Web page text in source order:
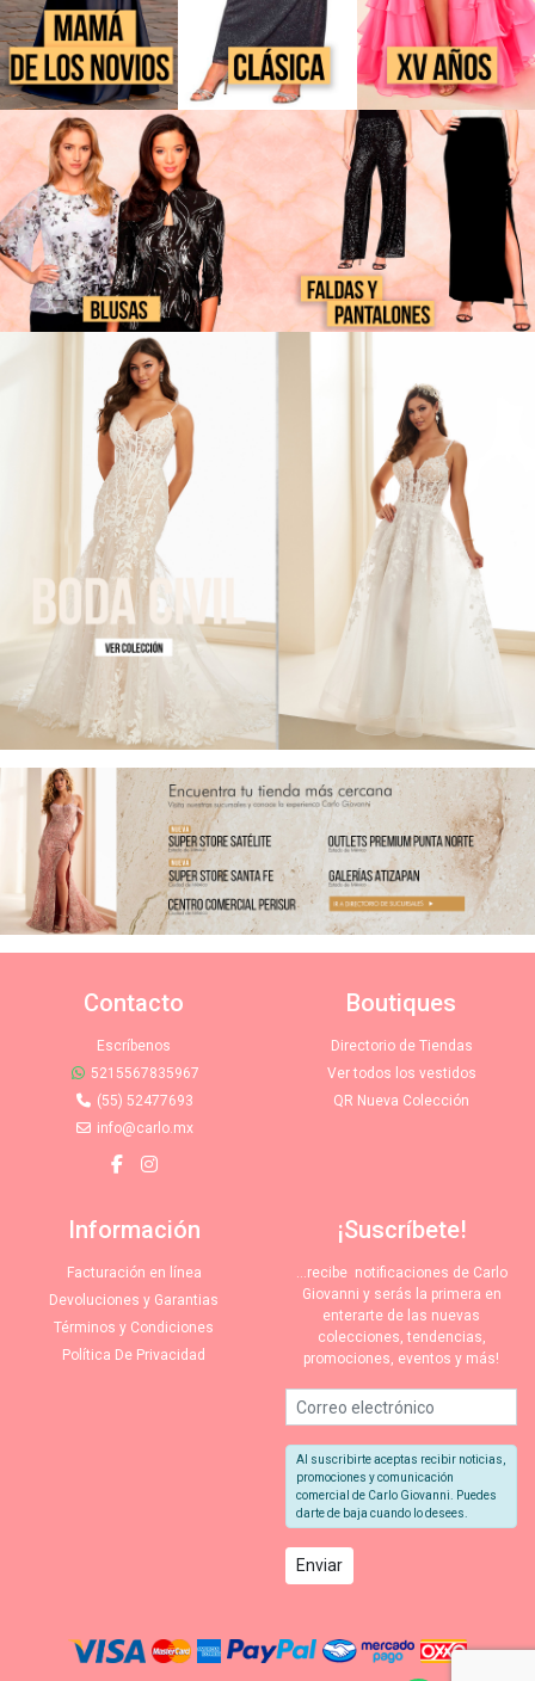
Contacto
Escríbenos
5215567835967
(55) 52477693
info@carlo.mx
Boutiques
Directorio de Tiendas
Ver todos los vestidos
QR Nueva Colección
Información
Facturación en línea
Devoluciones y Garantias
Términos y Condiciones
Política De Privacidad
¡Suscríbete!
…recibe notificaciones de Carlo
Giovanni y serás la primera en
enterarte de las nuevas
colecciones, tendencias,
promociones, eventos y más!
Al suscribirte aceptas recibir noticias,
promociones y comunicación
comercial de Carlo Giovanni. Puedes
darte de baja cuando lo desees.